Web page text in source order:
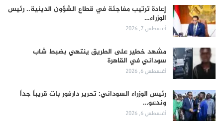
إعادة ترتيب مفاجئة في قطاع الشؤون الدينية.. رئيس
الوزراء…
أغسطس 7, 2026
مشهد خطير على الطريق ينتهي بضبط شاب
سوداني في القاهرة
أغسطس 6, 2026
رئيس الوزراء السوداني: تحرير دارفور بات قريباً جداً
وندعو…
أغسطس 6, 2026